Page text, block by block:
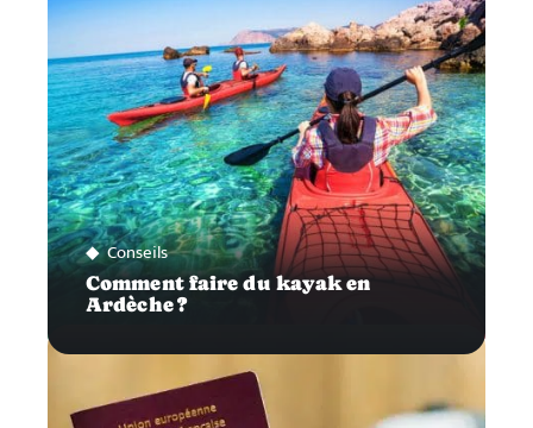
Conseils
Comment faire du kayak en
Ardèche ?